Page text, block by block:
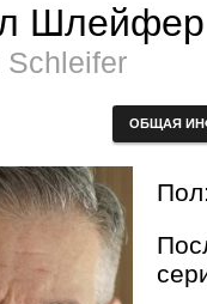
Шлейфер
Schleifer
ОБЩАЯ